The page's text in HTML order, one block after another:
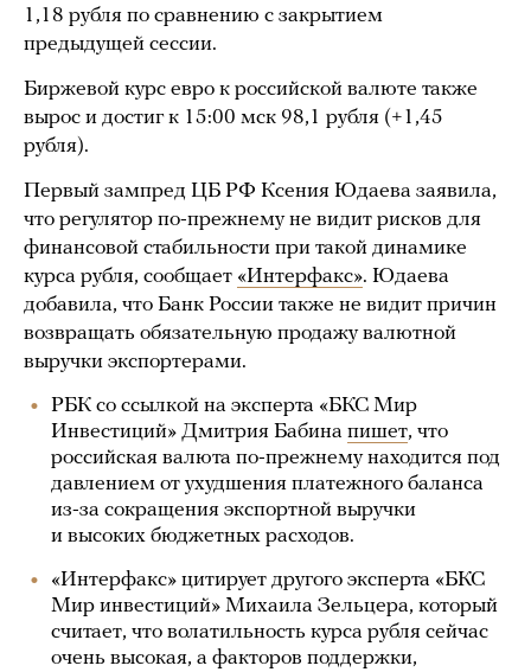
1,18 рубля по сравнению с закрытием
предыдущей сессии.
Биржевой курс евро к российской валюте также
вырос и достиг к 15:00 мск 98,1 рубля (+1,45
рубля).
Первый зампред ЦБ РФ Ксения Юдаева заявила,
что регулятор по-прежнему не видит рисков для
финансовой стабильности при такой динамике
курса рубля, сообщает «Интерфакс». Юдаева
добавила, что Банк России также не видит причин
возвращать обязательную продажу валютной
выручки экспортерами.
РБК со ссылкой на эксперта «БКС Мир
Инвестиций» Дмитрия Бабина пишет, что
российская валюта по-прежнему находится под
давлением от ухудшения платежного баланса
из-за сокращения экспортной выручки
и высоких бюджетных расходов.
«Интерфакс» цитирует другого эксперта «БКС
Мир инвестиций» Михаила Зельцера, который
считает, что волатильность курса рубля сейчас
очень высокая, а факторов поддержки,